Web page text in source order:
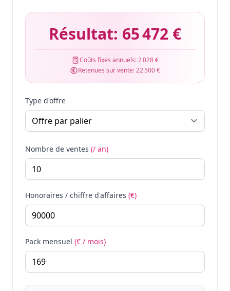
Résultat: 65 472 €
Coûts fixes annuels:2 028 €
Retenues sur vente:22 500 €
Type d'offre
Nombre de ventes (/ an)
Honoraires / chiffre d'affaires (€)
Pack mensuel (€ / mois)